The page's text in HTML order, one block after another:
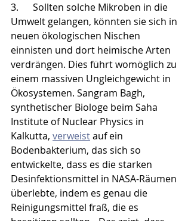
3.      Sollten solche Mikroben in die
Umwelt gelangen, könnten sie sich in
neuen ökologischen Nischen
einnisten und dort heimische Arten
verdrängen. Dies führt womöglich zu
einem massiven Ungleichgewicht in
Ökosystemen. Sangram Bagh,
synthetischer Biologe beim Saha
Institute of Nuclear Physics in
Kalkutta, verweist auf ein
Bodenbakterium, das sich so
entwickelte, dass es die starken
Desinfektionsmittel in NASA-Räumen
überlebte, indem es genau die
Reinigungsmittel fraß, die es